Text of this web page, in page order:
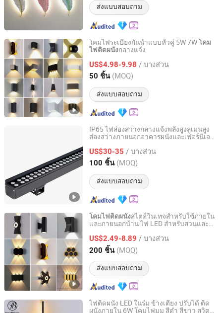
ส่งแบบสอบถาม
โคมไฟระเบียงกันน้ำแบบหัวคู่ 5W 7Wโคม
ไฟติดผนังกลางแจ้ง
US$4.98-9.98 / บางส่วน
50 ชิ้น (MOQ)
ส่งแบบสอบถาม
Zhejiang Efon Lighting Co., Ltd.
Zhejiang, China อัตราจาก 2023
IP65 ไฟส่องสว่างกลางแจ้งพลังสูงลูเมนสูง
ส่องสว่างภายนอกอาคารผนังและเฟอร์นิเจอร์
US$30-35 / บางส่วน
100 ชิ้น (MOQ)
ส่งแบบสอบถาม
World-Dawn Lighting Co., Limited
Guangdong, China อัตราจาก 2011
โคมไฟติดผนังสไตล์วินเทจสำหรับใช้ภายใน
และภายนอกบ้าน ไฟ LED สำหรับสวนและ
US$2.49-8.89 / บางส่วน
200 ชิ้น (MOQ)
ส่งแบบสอบถาม
Quzhou Shine Electronics Co., Ltd.
Zhejiang, China อัตราจาก 2015
ไฟติดผนัง LED ในร่ม ข้างเตียง ปรับได้ ติด
ผนังภายใน 6W โคมไฟมุม สีดำ สีขาว สวิตช์